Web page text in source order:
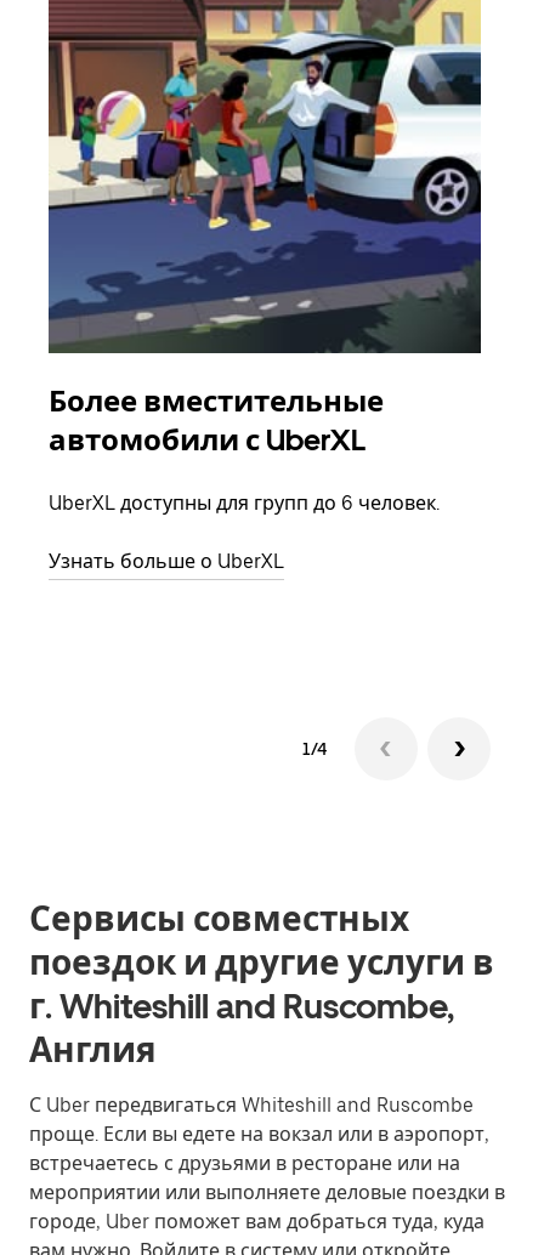
Более вместительные
автомобили с UberXL
UberXL доступны для групп до 6 человек.
Узнать больше о UberXL
1/4
Сервисы совместных
поездок и другие услуги в
г. Whiteshill and Ruscombe,
Англия
С Uber передвигаться Whiteshill and Ruscombe
проще. Если вы едете на вокзал или в аэропорт,
встречаетесь с друзьями в ресторане или на
мероприятии или выполняете деловые поездки в
городе, Uber поможет вам добраться туда, куда